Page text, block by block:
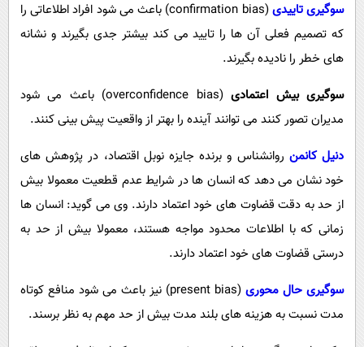
سوگیری تاییدی
(confirmation bias) باعث می شود افراد اطلاعاتی را
که تصمیم فعلی آن ها را تایید می کند بیشتر جدی بگیرند و نشانه
های خطر را نادیده بگیرند.
سوگیری بیش اعتمادی
(overconfidence bias) باعث می شود
مدیران تصور کنند می توانند آینده را بهتر از واقعیت پیش بینی کنند.
دنیل کانمن روانشناس و برنده جایزه نوبل اقتصاد، در پژوهش های
خود نشان می دهد که انسان ها در شرایط عدم قطعیت معمولا بیش
از حد به دقت قضاوت های خود اعتماد دارند. وی می گوید: انسان ها
زمانی که با اطلاعات محدود مواجه هستند، معمولا بیش از حد به
درستی قضاوت های خود اعتماد دارند.
سوگیری حال محوری
(present bias) نیز باعث می شود منافع کوتاه
مدت نسبت به هزینه های بلند مدت بیش از حد مهم به نظر برسند.